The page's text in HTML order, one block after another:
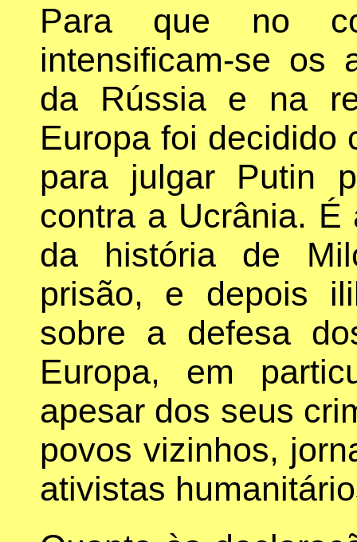
Para que no
intensificam-se os
da Rússia e na
Europa foi decidido
para julgar Putin
contra a Ucrânia. É
da história de
prisão, e depois
sobre a defesa
Europa, em
apesar dos seus
povos vizinhos,
ativistas